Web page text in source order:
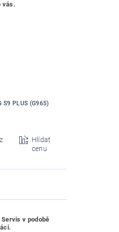
vás.
S9 PLUS (G965)
Hlídat
cenu
v podobě